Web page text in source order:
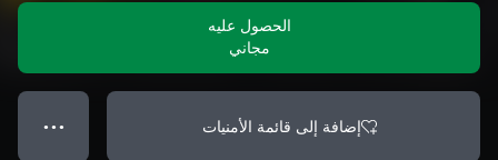
الحصول عليه
مجاني
إضافة إلى قائمة الأمنيات ● ● ●